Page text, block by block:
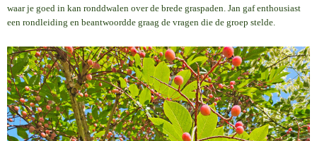
waar je goed in kan ronddwalen over de brede graspaden. Jan gaf enthousiast
een rondleiding en beantwoordde graag de vragen die de groep stelde.